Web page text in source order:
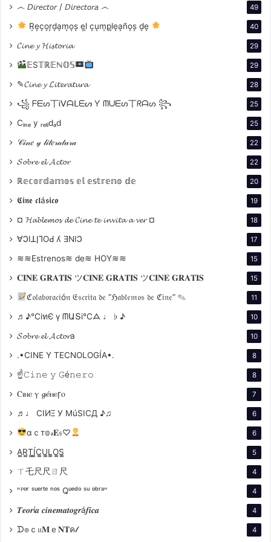
conflicto y la desesperación.
La trama gira en torno al Capitán Benjamin L. Willard
quien recibe una misión secreta: asesinar al Coronel
Walter E. Kurtz (Marlon Brando). Kurtz, un antiguo
boina verde, se ha vuelto un dios para una tribu local
en Camboya, donde ha establecido un reino propio,
Willard y su tripulación emprenden un peligroso viaje
por el río, adentrándose cada vez más en la selva y en
la mente del Coronel Kurtz. A medida que avanzan, se
enfrentan a los horrores de la guerra: emboscadas,
atmósfera opresiva de la jungla y la locura creciente
de Kurtz crean una experiencia cinematográfica
visceral y perturbadora.
Werner Herzog, Aguirre, la ira de Dios, explora temas
como la
෴ 𝘋𝘪𝘳𝘦𝘤𝘵𝘰𝘳 / 𝘋𝘪𝘳𝘦𝘤𝘵𝘰𝘳𝘢 ෴ 49
R͙e͙c͙o͙r͙d͙a͙m͙o͙s͙ e͙l͙ c͙u͙m͙p͙l͙e͙a͙ño͙s͙ d͙e͙ 40
𝓒𝓲𝓷𝓮 𝔂 𝓗𝓲𝓼𝓽𝓸𝓻𝓲𝓪 29
𝔼S𝕋ℝ𝔼ℕ𝕆𝕊 29
✎𝓒𝓲𝓷𝓮 𝔂 𝓛𝓲𝓽𝓮𝓻𝓪𝓽𝓾𝓻𝓪 28
꧁ ᖴᗴᔕ丅Ꭵᐯᗩᒪᗴᔕ Ƴ ᗰᑌᗴᔕ丅ᖇᗩᔕ ꧂ 25
Cᵢₙₑ y ᵣₑₗᵢdₐd 25
𝒞𝒾𝓃𝑒 𝓎 𝓁𝒾𝓉𝑒𝓇𝒶𝓉𝓊𝓇𝒶 22
𝓢𝓸𝓫𝓻𝓮 𝓮𝓵 𝓐𝓬𝓽𝓸𝓻 22
ℝ𝕖𝕔𝕠𝕣𝕕𝕒𝕞𝕠𝕤 𝕖𝕝 𝕖𝕤𝕥𝕣𝕖𝕟𝕠 𝕕𝕖 20
𝕮𝖎𝖓𝖊 𝖈𝖑á𝖘𝖎𝖈𝖔 19
¤ 𝓗𝓪𝓫𝓵𝓮𝓶𝓸𝓼 𝓭𝓮 𝓒𝓲𝓷𝓮 𝓽𝓮 𝓲𝓷𝓿𝓲𝓽𝓪 𝓪 𝓿𝓮𝓻 ¤ 18
∀ϽIꓕI̗⅂OԀ ʎ ƎNIϽ 17
≋≋Estrenos≋ de≋ HOY≋≋ 15
𝐂𝐈𝐍𝐄 𝐆𝐑𝐀𝐓𝐈𝐒 ツ𝐂𝐈𝐍𝐄 𝐆𝐑𝐀𝐓𝐈𝐒 ツ𝐂𝐈𝐍𝐄 𝐆𝐑𝐀𝐓𝐈𝐒 15
ℭ𝔬𝔩𝔞𝔟𝔬𝔯𝔞𝔠𝔦ó𝔫 𝔈𝔰𝔠𝔯𝔦𝔱𝔞 𝔡𝔢 “ℌ𝔞𝔟𝔩𝔢𝔪𝔬𝔰 𝔡𝔢 ℭ𝔦𝔫𝔢” ✎ 11
♬♪℃іทЄ ү ᗰԱՏі℃ᗋ ♩ ♭ ♪ 10
𝓢𝓸𝓫𝓻𝓮 𝓮𝓵 𝓐𝓬𝓽𝓸𝓻a 10
.•CINE Y TECNOLOGÍA•. 8
☝𝙲𝚒𝚗𝚎 𝚢 𝙶é𝚗𝚎𝚛𝚘 8
Ⲥⲓⲛⲉ ⲩ 𝓰ⲉ́ⲛⲉꞅⲟ 7
♬♩ CIИΞ У MúSICД ♪♫ 6
αｃт𝕠𝓇𝐄𝔰♡ 6
A̳R̳T̳Í̳C̳U̳L̳O̳S̳ 5
ㄒ乇尺尺ㄖ尺 4
"ᴾᵒʳ ˢᵘᵉʳᵗᵉ ⁿᵒˢ Qᵘᵉᵈᵒ ˢᵘ ᵒᵇʳᵃ" 4
𝑻𝒆𝒐𝒓í𝒂 𝒄𝒊𝒏𝒆𝒎𝒂𝒕𝒐𝒈𝒓á𝒇𝒊𝒄𝒂 4
ᗪ๏ｃ𝔲𝐌ｅ𝐍𝐓ค𝓁 4